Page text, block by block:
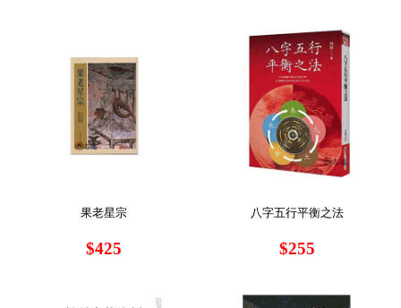
果老星宗
$425
八字五行平衡之法
$255